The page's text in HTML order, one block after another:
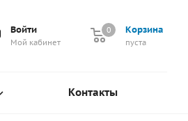
Корзина
0
пуста
0
Войти
Мой кабинет
Контакты